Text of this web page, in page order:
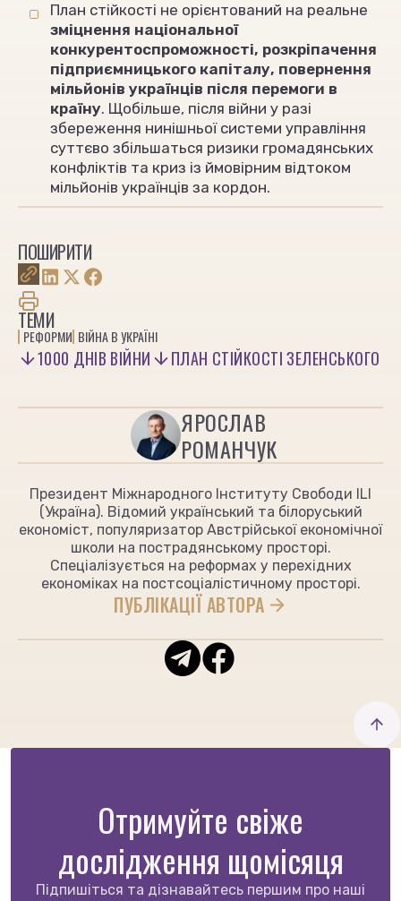
План стійкості не орієнтований на реальне
зміцнення національної
конкурентоспроможності, розкріпачення
підприємницького капіталу, повернення
мільйонів українців після перемоги в
країну. Щобільше, після війни у разі
збереження нинішньої системи управління
суттєво збільшаться ризики громадянських
конфліктів та криз із ймовірним відтоком
мільйонів українців за кордон.
ПОШИРИТИ
ТЕМИ
РЕФОРМИ ВІЙНА В УКРАЇНІ
1000 ДНІВ ВІЙНИ ПЛАН СТІЙКОСТІ ЗЕЛЕНСЬКОГО
ЯРОСЛАВ
РОМАНЧУК
Президент Міжнародного Інституту Свободи ILI
(Україна). Відомий український та білоруський
економіст, популяризатор Австрійської економічної
школи на пострадянському просторі.
Спеціалізується на реформах у перехідних
економіках на постсоціалістичному просторі.
ПУБЛІКАЦІЇ АВТОРА
Отримуйте свіже
дослідження щомісяця
Підпишіться та дізнавайтесь першим про наші